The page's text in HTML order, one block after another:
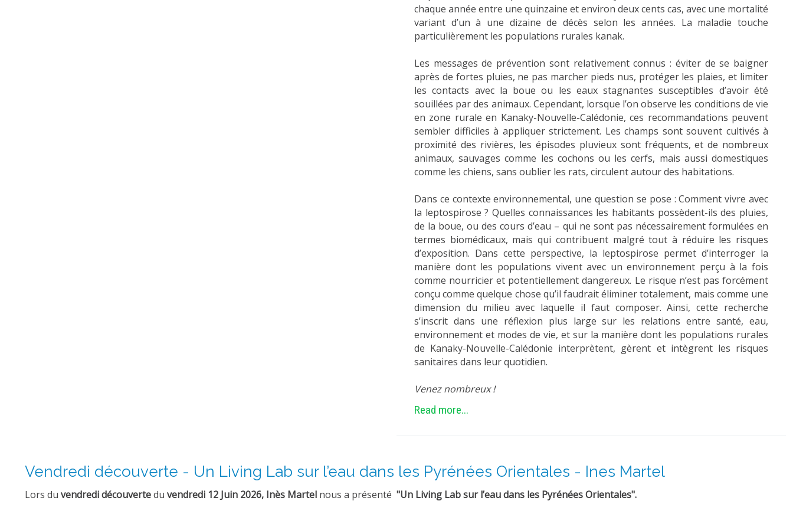
chaque année entre une quinzaine et environ deux cents cas, avec une mortalité
variant d’un à une dizaine de décès selon les années. La maladie touche
particulièrement les populations rurales kanak.
Les messages de prévention sont relativement connus : éviter de se baigner
après de fortes pluies, ne pas marcher pieds nus, protéger les plaies, et limiter
les contacts avec la boue ou les eaux stagnantes susceptibles d’avoir été
souillées par des animaux. Cependant, lorsque l’on observe les conditions de vie
en zone rurale en Kanaky-Nouvelle-Calédonie, ces recommandations peuvent
sembler difficiles à appliquer strictement. Les champs sont souvent cultivés à
proximité des rivières, les épisodes pluvieux sont fréquents, et de nombreux
animaux, sauvages comme les cochons ou les cerfs, mais aussi domestiques
comme les chiens, sans oublier les rats, circulent autour des habitations.
Dans ce contexte environnemental, une question se pose : Comment vivre avec
la leptospirose ? Quelles connaissances les habitants possèdent-ils des pluies,
de la boue, ou des cours d’eau – qui ne sont pas nécessairement formulées en
termes biomédicaux, mais qui contribuent malgré tout à réduire les risques
d’exposition. Dans cette perspective, la leptospirose permet d’interroger la
manière dont les populations vivent avec un environnement perçu à la fois
comme nourricier et potentiellement dangereux. Le risque n’est pas forcément
conçu comme quelque chose qu’il faudrait éliminer totalement, mais comme une
dimension du milieu avec laquelle il faut composer. Ainsi, cette recherche
s’inscrit dans une réflexion plus large sur les relations entre santé, eau,
environnement et modes de vie, et sur la manière dont les populations rurales
de Kanaky-Nouvelle-Calédonie interprètent, gèrent et intègrent les risques
sanitaires dans leur quotidien.
Venez nombreux !
Read more...
Vendredi découverte - Un Living Lab sur l’eau dans les Pyrénées Orientales - Ines Martel
Lors du vendredi découvertedu vendredi 12 Juin 2026, Inès Martel nous a présenté "Un Living Lab sur l’eau dans les Pyrénées Orientales".